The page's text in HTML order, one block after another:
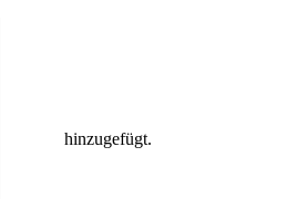
hinzugefügt.